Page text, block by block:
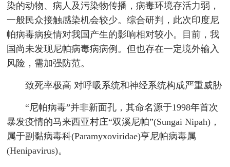
染的动物、病人及污染物传播，病毒环境存活力弱，
一般民众接触感染机会较少。综合研判，此次印度尼
帕病毒病疫情对我国产生的影响相对较小。目前，我
国尚未发现尼帕病毒病病例。但也存在一定境外输入
风险，需加强防范。
致死率极高 对呼吸系统和神经系统构成严重威胁
“尼帕病毒”并非新面孔，其命名源于1998年首次
暴发疫情的马来西亚村庄“双溪尼帕”(Sungai Nipah)，
属于副黏病毒科(Paramyxoviridae)亨尼帕病毒属
(Henipavirus)。